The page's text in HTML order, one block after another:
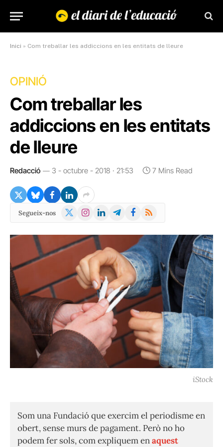
Inici » Com treballar les addiccions en les entitats de lleure
OPINIÓ
Com treballar les
addiccions en les entitats
de lleure
Redacció 3 - octubre - 2018 · 21:53 7 Mins Read
Segueix-nos
X
Instagram
LinkedInTelegramFacebook
RSS
iStock
Som una Fundació que exercim el periodisme en
obert, sense murs de pagament. Però no ho
podem fer sols, com expliquem enaquest